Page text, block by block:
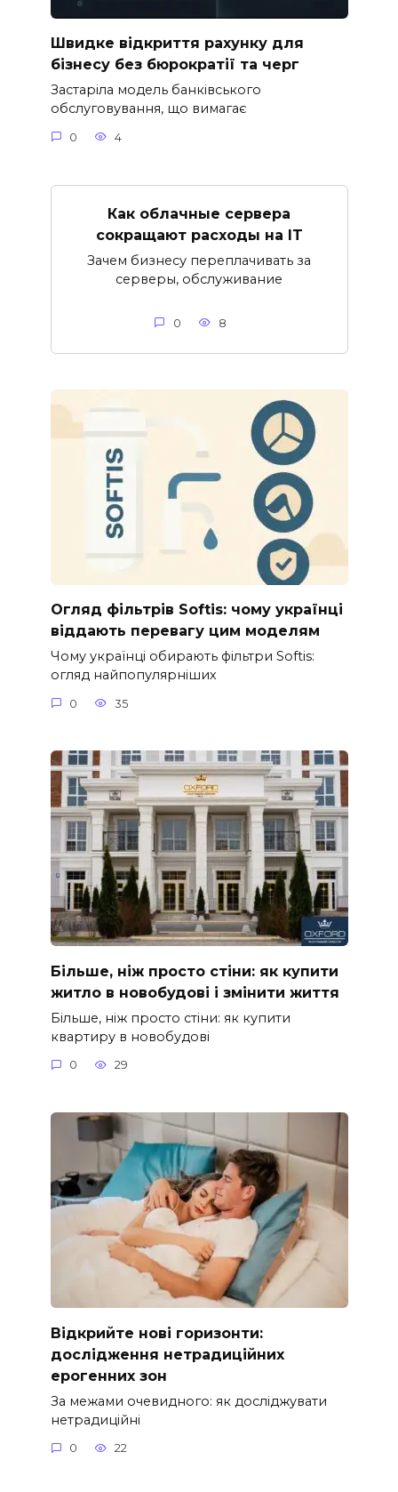
Швидке відкриття рахунку для
бізнесу без бюрократії та черг
Застаріла модель банківського
обслуговування, що вимагає
0 4
Как облачные сервера
сокращают расходы на IT
Зачем бизнесу переплачивать за
серверы, обслуживание
0 8
Огляд фільтрів Softis: чому українці
віддають перевагу цим моделям
Чому українці обирають фільтри Softis:
огляд найпопулярніших
0 35
Більше, ніж просто стіни: як купити
житло в новобудові і змінити життя
Більше, ніж просто стіни: як купити
квартиру в новобудові
0 29
Відкрийте нові горизонти:
дослідження нетрадиційних
ерогенних зон
За межами очевидного: як досліджувати
нетрадиційні
0 22